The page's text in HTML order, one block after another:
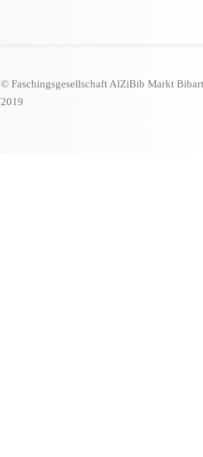
© Faschingsgesellschaft AlZiBib Markt
2019